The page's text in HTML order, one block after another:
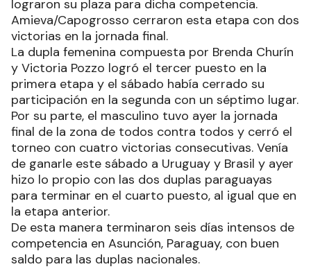
lograron su plaza para dicha competencia.
Amieva/Capogrosso cerraron esta etapa con dos
victorias en la jornada final.
La dupla femenina compuesta por Brenda Churín
y Victoria Pozzo logró el tercer puesto en la
primera etapa y el sábado había cerrado su
participación en la segunda con un séptimo lugar.
Por su parte, el masculino tuvo ayer la jornada
final de la zona de todos contra todos y cerró el
torneo con cuatro victorias consecutivas. Venía
de ganarle este sábado a Uruguay y Brasil y ayer
hizo lo propio con las dos duplas paraguayas
para terminar en el cuarto puesto, al igual que en
la etapa anterior.
De esta manera terminaron seis días intensos de
competencia en Asunción, Paraguay, con buen
saldo para las duplas nacionales.